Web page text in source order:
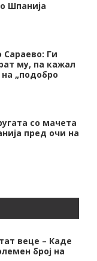
Шпанија
Сараево: Ги
му, па кажал
„подобро
со мачета
пред очи на
веце – Каде
број на